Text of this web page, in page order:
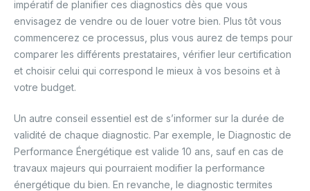
impératif de planifier ces diagnostics dès que vous
envisagez de vendre ou de louer votre bien. Plus tôt vous
commencerez ce processus, plus vous aurez de temps pour
comparer les différents prestataires, vérifier leur certification
et choisir celui qui correspond le mieux à vos besoins et à
votre budget.
Un autre conseil essentiel est de s’informer sur la durée de
validité de chaque diagnostic. Par exemple, le Diagnostic de
Performance Énergétique est valide 10 ans, sauf en cas de
travaux majeurs qui pourraient modifier la performance
énergétique du bien. En revanche, le diagnostic termites